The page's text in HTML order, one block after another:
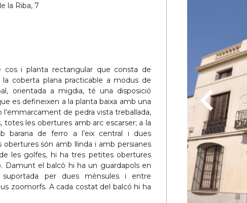
la Riba, 7
cos i planta rectangular que consta de
coberta plana practicable a modus de
orientada a migdia, té una disposició
es defineixen a la planta baixa amb una
l’emmarcament de pedra vista treballada,
totes les obertures amb arc escarser; a la
barana de ferro a l’eix central i dues
obertures són amb llinda i amb persianes
les golfes, hi ha tres petites obertures
Damunt el balcó hi ha un guardapols en
per dues mènsules i entre
zoomorfs. A cada costat del balcó hi ha